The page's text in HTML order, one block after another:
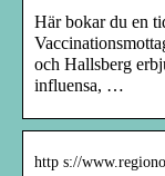
Här bokar du en
och Hallsberg
influensa, …
http s://